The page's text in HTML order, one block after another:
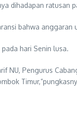
dihadapan ratusan
bahwa anggaran
hari Senin lusa.
Pengurus